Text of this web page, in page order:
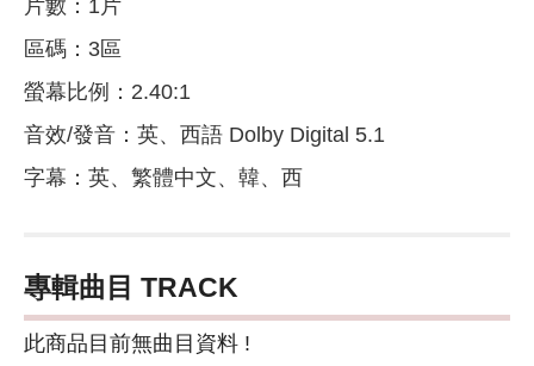
片數：1片
區碼：3區
螢幕比例：2.40:1
音效/發音：英、西語 Dolby Digital 5.1
字幕：英、繁體中文、韓、西
專輯曲目 TRACK
此商品目前無曲目資料 !